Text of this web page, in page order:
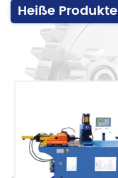
Heiße Produkte